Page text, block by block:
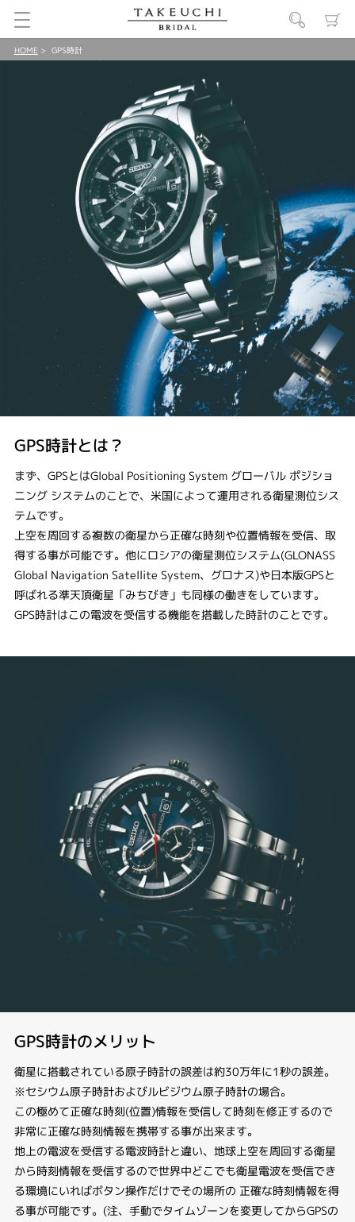
HOME GPS時計
GPS時計とは？
まず、GPSとはGlobal Positioning System グローバル ポジショ
ニング システムのことで、米国によって運用される衛星測位シス
テムです。
上空を周回する複数の衛星から正確な時刻や位置情報を受信、取
得する事が可能です。他にロシアの衛星測位システム(GLONASS
Global Navigation Satellite System、グロナス)や日本版GPSと
呼ばれる準天頂衛星「みちびき」も同様の働きをしています。
GPS時計はこの電波を受信する機能を搭載した時計のことです。
GPS時計のメリット
衛星に搭載されている原子時計の誤差は約30万年に1秒の誤差。
※セシウム原子時計およびルビジウム原子時計の場合。
この極めて正確な時刻(位置)情報を受信して時刻を修正するので
非常に正確な時刻情報を携帯する事が出来ます。
地上の電波を受信する電波時計と違い、地球上空を周回する衛星
から時刻情報を受信するので世界中どこでも衛星電波を受信でき
る環境にいればボタン操作だけでその場所の 正確な時刻情報を得
る事が可能です。(注、手動でタイムゾーンを変更してからGPSの